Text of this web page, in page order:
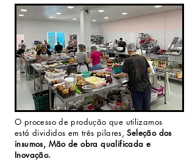
O processo de produção que utilizamos
está divididos em três pilares,Seleção dos
insumos, Mão de obra qualificada e
Inovação.